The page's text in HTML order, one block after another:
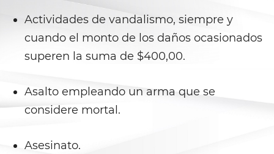
División de Justicia Juvenil
Libertad Condicional para
Petición Aceptada
Actividades de vandalismo, siempre y
cuando el monto de los daños ocasionados
superen la suma de $400,00.
Asalto empleando un arma que se
considere mortal.
Asesinato.